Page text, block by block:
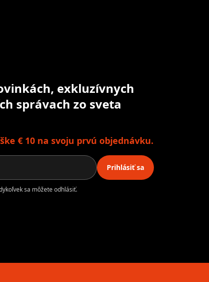
exkluzívnych
správach zo sveta
€ 10 na svoju prvú objednávku.
Prihlásiť sa
sa môžete odhlásiť.